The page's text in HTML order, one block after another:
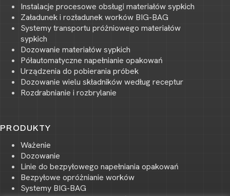
Instalacje procesowe obsługi materiałów sypkich
Załadunek i rozładunek worków BIG-BAG
Systemy transportu próżniowego materiałów
sypkich
Dozowanie materiałów sypkich
Półautomatyczne napełnianie opakowań
Urządzenia do pobierania próbek
Dozowanie wielu składników według receptur
Rozdrabnianie i rozbrylanie
PRODUKTY
Ważenie
Dozowanie
Linie do bezpyłowego napełniania opakowań
Bezpyłowe opróżnianie worków
Systemy BIG-BAG